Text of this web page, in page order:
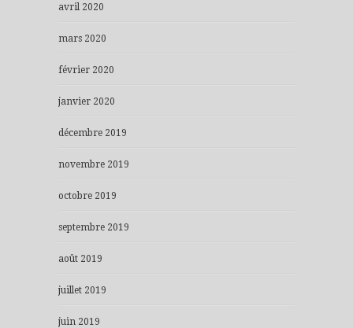
avril 2020
mars 2020
février 2020
janvier 2020
décembre 2019
novembre 2019
octobre 2019
septembre 2019
août 2019
juillet 2019
juin 2019